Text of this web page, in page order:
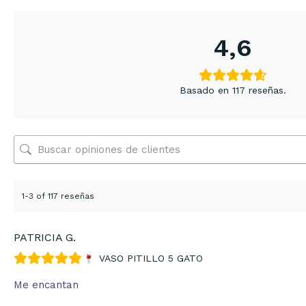
4,6
Basado en 117 reseñas.
1-3 of 117 reseñas
PATRICIA G.
VASO PITILLO 5 GATO
Me encantan